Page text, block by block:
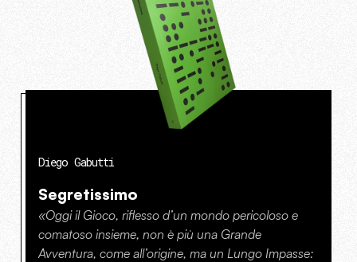
Diego Gabutti
Segretissimo
«Oggi il Gioco, riflesso d’un mondo pericoloso e
comatoso insieme, non è più una Grande
Avventura, come all’origine, ma un Lungo Impasse: